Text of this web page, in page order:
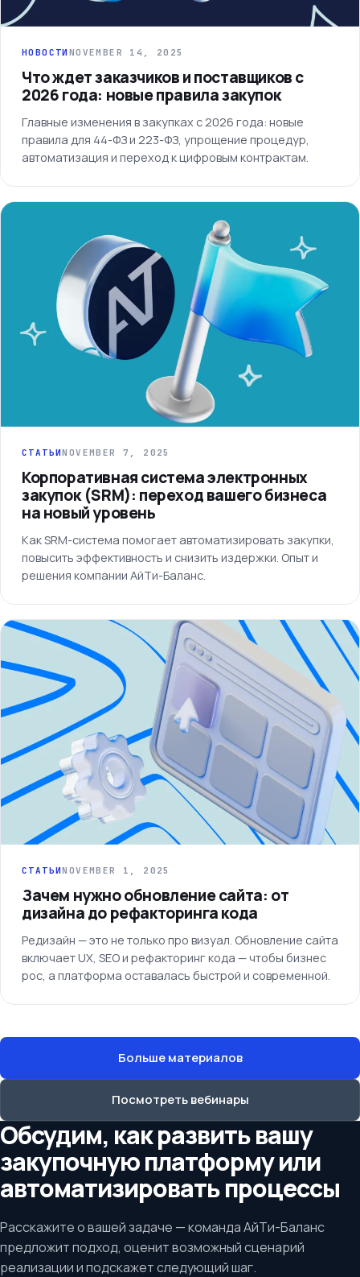
НОВОСТИ NOVEMBER 14, 2025
Что ждет заказчиков и поставщиков с
2026 года: новые правила закупок
Главные изменения в закупках с 2026 года: новые
правила для 44-ФЗ и 223-ФЗ, упрощение процедур,
автоматизация и переход к цифровым контрактам.
СТАТЬИNOVEMBER 7, 2025
Корпоративная система электронных
закупок (SRM): переход вашего бизнеса
на новый уровень
Как SRM-система помогает автоматизировать закупки,
повысить эффективность и снизить издержки. Опыт и
решения компании АйТи-Баланс.
СТАТЬИNOVEMBER 1, 2025
Зачем нужно обновление сайта: от
дизайна до рефакторинга кода
Редизайн — это не только про визуал. Обновление сайта
включает UX, SEO и рефакторинг кода — чтобы бизнес
рос, а платформа оставалась быстрой и современной.
Больше материалов
Посмотреть вебинары
Обсудим, как развить вашу
закупочную платформу или
автоматизировать процессы
Расскажите о вашей задаче — команда АйТи-Баланс
предложит подход, оценит возможный сценарий
реализации и подскажет следующий шаг.